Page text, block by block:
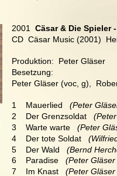
2001
Cäsar & Die Spieler
CD  Cäsar Music (2001)
Produktion:  Peter Gläser
Besetzung:
Peter Gläser (voc, g),
1    Mauerlied
(Peter
2    Der Grenzsoldat
3    Warte warte
(Peter
4    Der tote Soldat
5    Der Wald (Bernd
6    Paradise (Peter
7    Im Knast
(Peter Gläser